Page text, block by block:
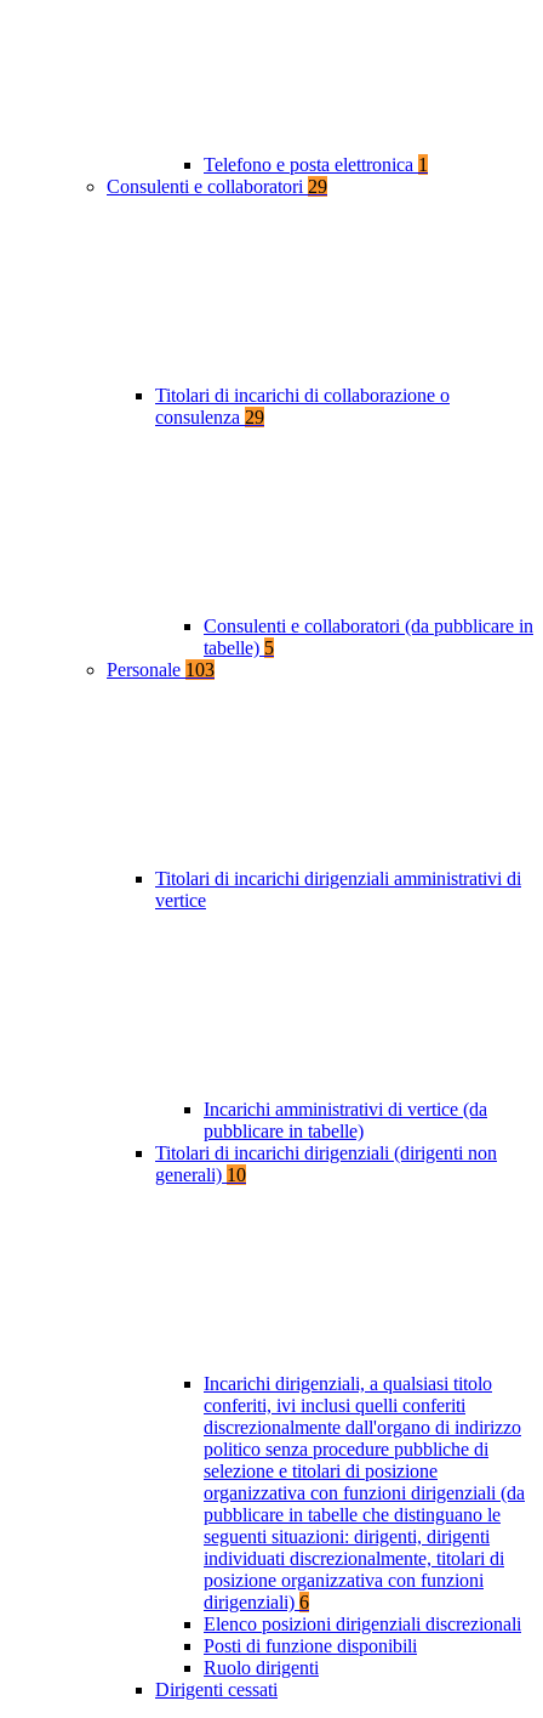
Telefono e posta elettronica 1
Consulenti e collaboratori 29
Titolari di incarichi di collaborazione o
consulenza 29
Consulenti e collaboratori (da pubblicare in
tabelle) 5
Personale 103
Titolari di incarichi dirigenziali amministrativi di
vertice
Incarichi amministrativi di vertice (da
pubblicare in tabelle)
Titolari di incarichi dirigenziali (dirigenti non
generali) 10
Incarichi dirigenziali, a qualsiasi titolo
conferiti, ivi inclusi quelli conferiti
discrezionalmente dall'organo di indirizzo
politico senza procedure pubbliche di
selezione e titolari di posizione
organizzativa con funzioni dirigenziali (da
pubblicare in tabelle che distinguano le
seguenti situazioni: dirigenti, dirigenti
individuati discrezionalmente, titolari di
posizione organizzativa con funzioni
dirigenziali) 6
Elenco posizioni dirigenziali discrezionali
Posti di funzione disponibili
Ruolo dirigenti
Dirigenti cessati